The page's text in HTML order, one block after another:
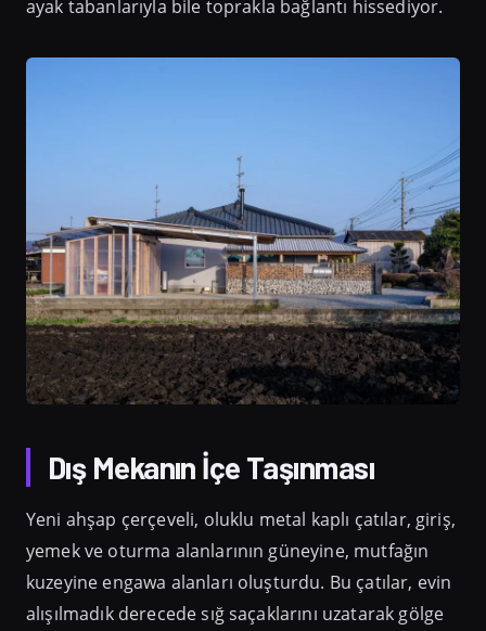
ayak tabanlarıyla bile toprakla bağlantı hissediyor.
Dış Mekanın İçe Taşınması
Yeni ahşap çerçeveli, oluklu metal kaplı çatılar, giriş,
yemek ve oturma alanlarının güneyine, mutfağın
kuzeyine engawa alanları oluşturdu. Bu çatılar, evin
alışılmadık derecede sığ saçaklarını uzatarak gölge